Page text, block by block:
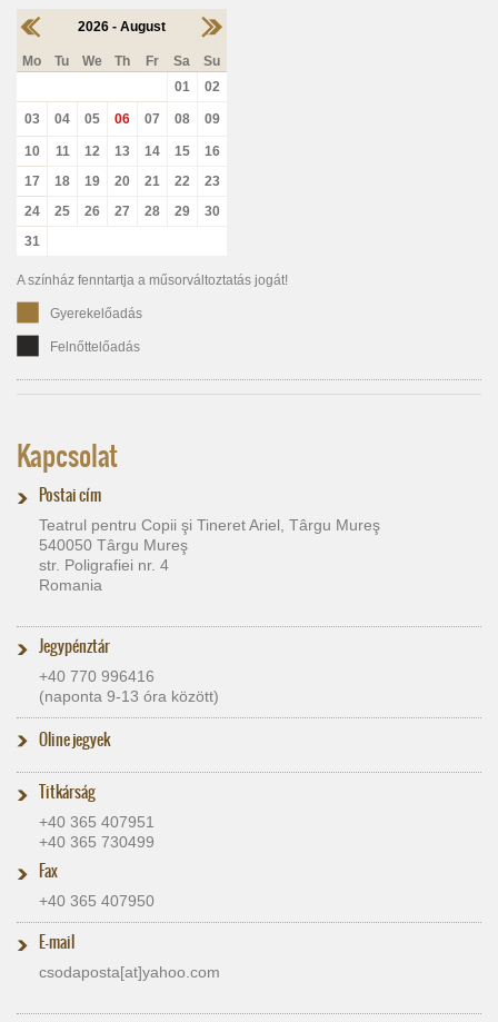
2026 - August
Mo Tu We Th Fr Sa
Su
01
02
03 04 05 06 07 08 09
10 11 12 13 14 15
16
17
18 19 20 21 22
23
24
25 26 27 28 29
30
31
A színház fenntartja a műsorváltoztatás jogát!
Gyerekelőadás
Felnőttelőadás
Kapcsolat
Postai cím
Teatrul pentru Copii şi Tineret Ariel, Târgu Mureş
540050 Târgu Mureş
str. Poligrafiei nr. 4
Romania
Jegypénztár
+40 770 996416
(naponta 9-13 óra között)
Oline jegyek
Titkárság
+40 365 407951
+40 365 730499
Fax
+40 365 407950
E-mail
csodaposta[at]​yahoo.com